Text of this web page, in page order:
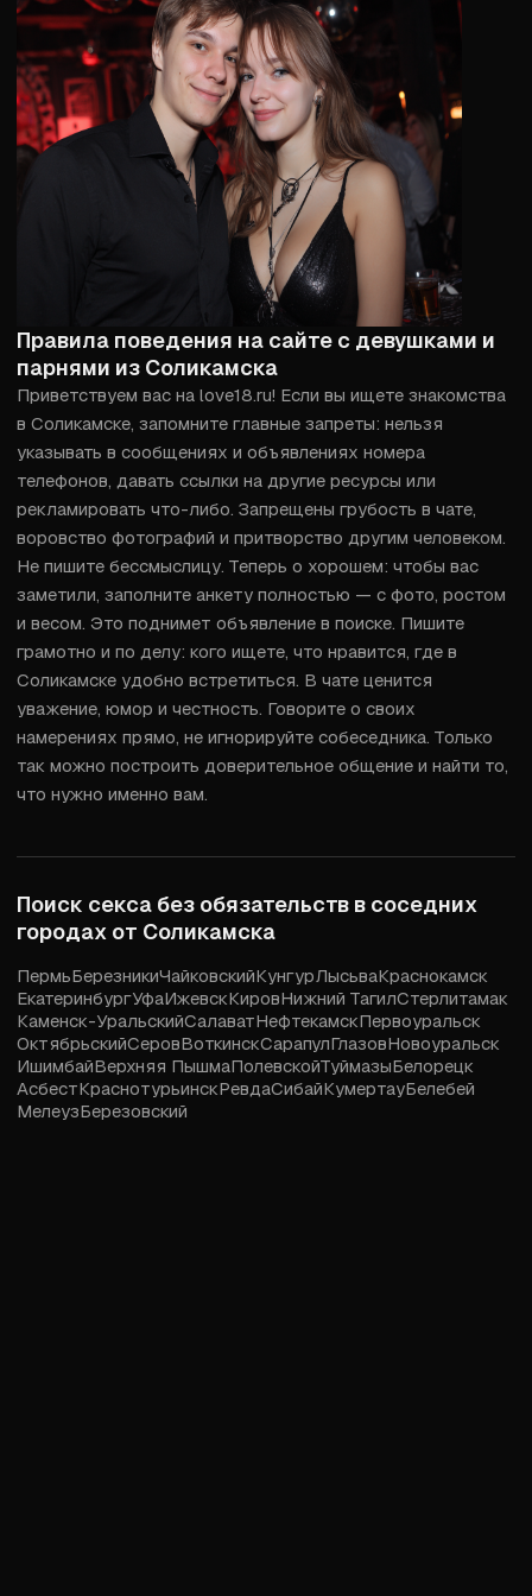
Правила поведения на сайте с девушками и
парнями из Соликамска
Приветствуем вас на love18.ru! Если вы ищете знакомства
в Соликамске, запомните главные запреты: нельзя
указывать в сообщениях и объявлениях номера
телефонов, давать ссылки на другие ресурсы или
рекламировать что-либо. Запрещены грубость в чате,
воровство фотографий и притворство другим человеком.
Не пишите бессмыслицу. Теперь о хорошем: чтобы вас
заметили, заполните анкету полностью — с фото, ростом
и весом. Это поднимет объявление в поиске. Пишите
грамотно и по делу: кого ищете, что нравится, где в
Соликамске удобно встретиться. В чате ценится
уважение, юмор и честность. Говорите о своих
намерениях прямо, не игнорируйте собеседника. Только
так можно построить доверительное общение и найти то,
что нужно именно вам.
Поиск секса без обязательств в соседних
городах от Соликамска
ПермьБерезникиЧайковскийКунгурЛысьваКраснокамск
ЕкатеринбургУфаИжевскКировНижний ТагилСтерлитамак
Каменск-УральскийСалаватНефтекамскПервоуральск
ОктябрьскийСеровВоткинскСарапулГлазовНовоуральск
ИшимбайВерхняя ПышмаПолевскойТуймазыБелорецк
АсбестКраснотурьинскРевдаСибайКумертауБелебей
МелеузБерезовский